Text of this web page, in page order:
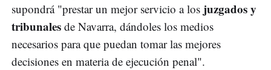
supondrá "prestar un mejor servicio a los juzgados y
tribunales de Navarra, dándoles los medios
necesarios para que puedan tomar las mejores
decisiones en materia de ejecución penal".